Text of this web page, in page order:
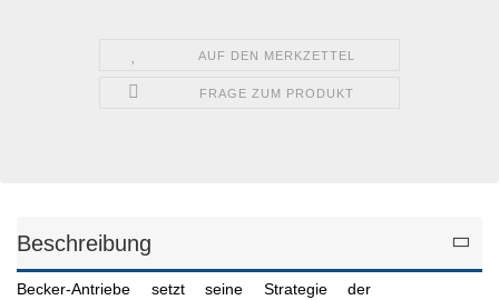
AUF DEN MERKZETTEL
FRAGE ZUM PRODUKT
Beschreibung
Becker-Antriebe setzt seine Strategie der